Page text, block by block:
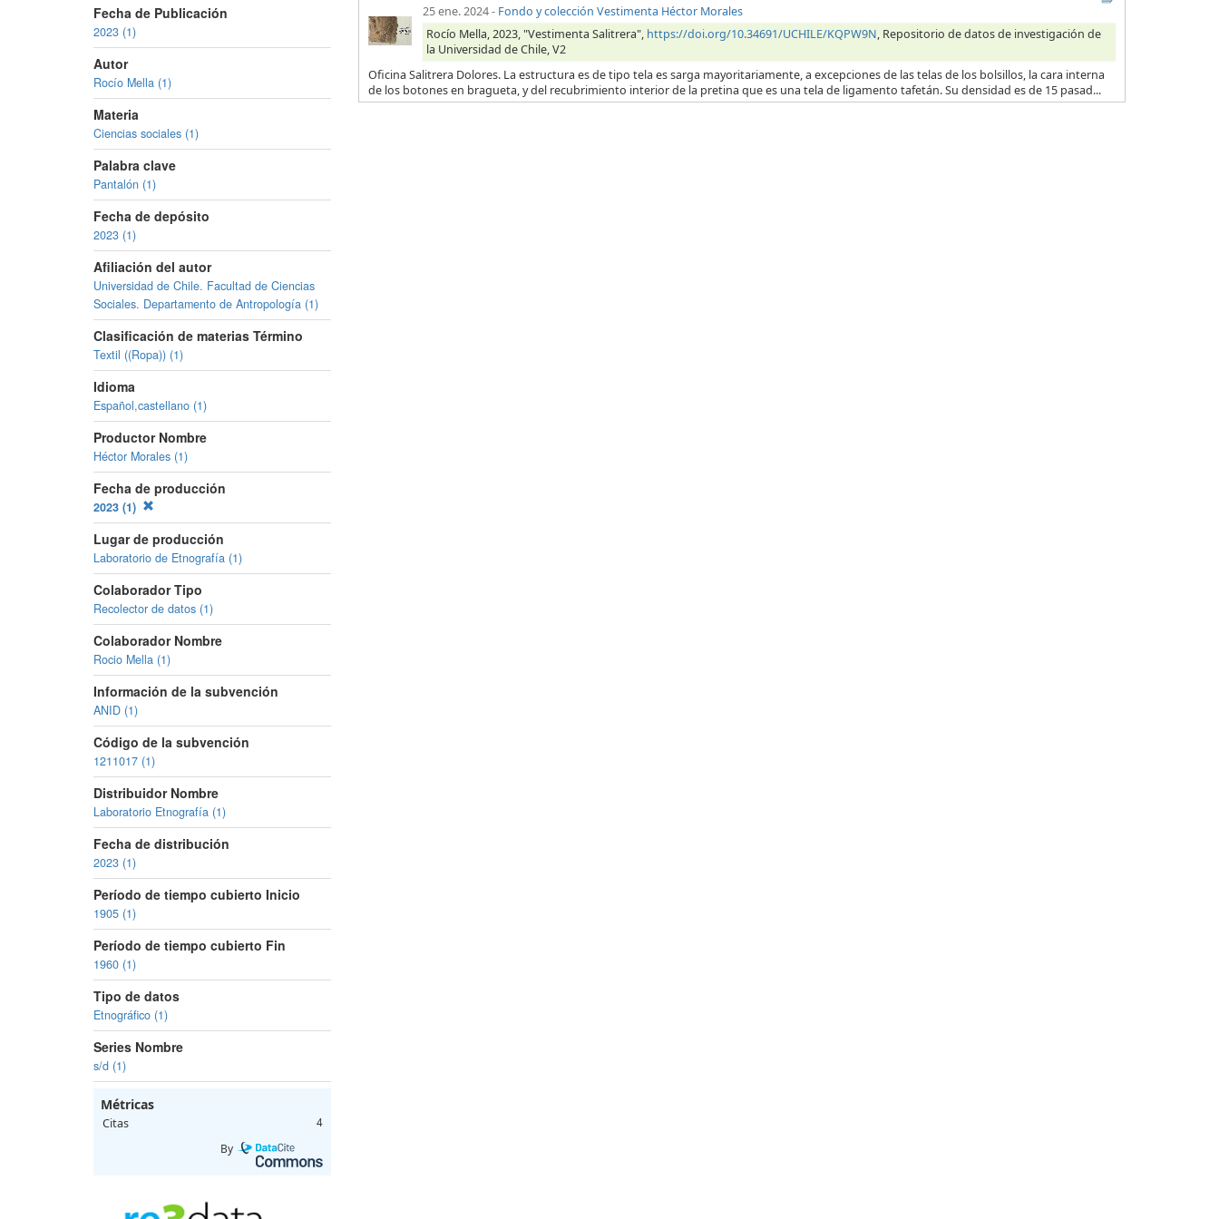
Fecha de Publicación
2023 (1)
Autor
Rocío Mella (1)
Materia
Ciencias sociales (1)
Palabra clave
Pantalón (1)
Fecha de depósito
2023 (1)
Afiliación del autor
Universidad de Chile. Facultad de Ciencias
Sociales. Departamento de Antropología (1)
Clasificación de materias Término
Textil ((Ropa)) (1)
Idioma
Español,castellano (1)
Productor Nombre
Héctor Morales (1)
Fecha de producción
2023 (1)
Lugar de producción
Laboratorio de Etnografía (1)
Colaborador Tipo
Recolector de datos (1)
Colaborador Nombre
Rocio Mella (1)
Información de la subvención
ANID (1)
Código de la subvención
1211017 (1)
Distribuidor Nombre
Laboratorio Etnografía (1)
Fecha de distribución
2023 (1)
Período de tiempo cubierto Inicio
1905 (1)
Período de tiempo cubierto Fin
1960 (1)
Tipo de datos
Etnográfico (1)
Series Nombre
s/d (1)
Métricas
Citas 4
By
25 ene. 2024- Fondo y colección Vestimenta Héctor Morales
Rocío Mella, 2023, "Vestimenta Salitrera", https://doi.org/10.34691/UCHILE/KQPW9N, Repositorio de datos de investigación de
la Universidad de Chile, V2
Oficina Salitrera Dolores. La estructura es de tipo tela es sarga mayoritariamente, a excepciones de las telas de los bolsillos, la cara interna
de los botones en bragueta, y del recubrimiento interior de la pretina que es una tela de ligamento tafetán. Su densidad es de 15 pasad...